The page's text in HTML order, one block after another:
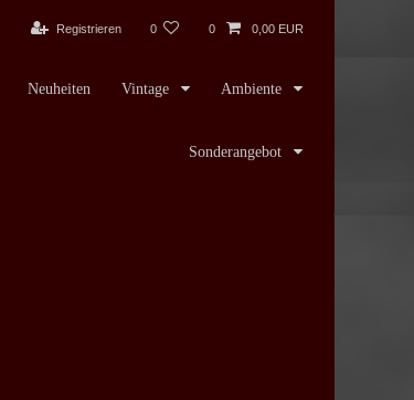
Registrieren 0 0 0,00 EUR
Neuheiten Vintage Ambiente
Sonderangebot